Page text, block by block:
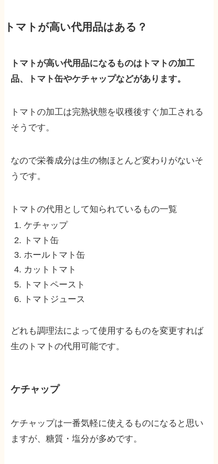
トマトが高い代用品はある？
トマトが高い代用品になるものはトマトの加工
品、トマト缶やケチャップなどがあります。
トマトの加工は完熟状態を収穫後すぐ加工される
そうです。
なので栄養成分は生の物ほとんど変わりがないそ
うです。
トマトの代用として知られているもの一覧
ケチャップ
トマト缶
ホールトマト缶
カットトマト
トマトペースト
トマトジュース
どれも調理法によって使用するものを変更すれば
生のトマトの代用可能です。
ケチャップ
ケチャップは一番気軽に使えるものになると思い
ますが、糖質・塩分が多めです。